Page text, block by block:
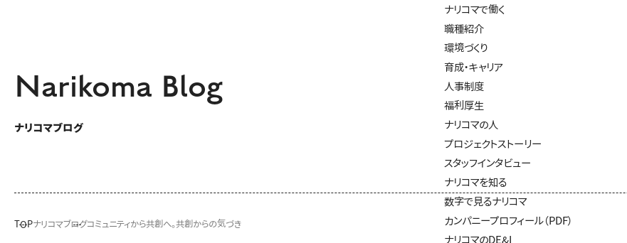
ナリコマで働く
職種紹介
環境づくり
育成・キャリア
人事制度
福利厚生
ナリコマの人
プロジェクトストーリー
スタッフインタビュー
ナリコマを知る
数字で見るナリコマ
カンパニープロフィール（PDF）
ナリコマのDE&I
Narikoma Blog
ナリコマブログ
TOPナリコマブログコミュニティから共創へ。共創からの気づき